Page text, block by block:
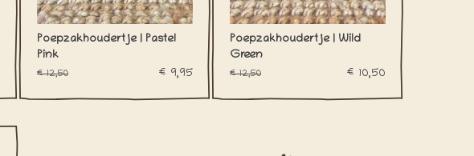
Poepzakhoudertje | Pastel
Pink
€12,50 €9,95
Poepzakhoudertje | Wild
Green
€12,50 €10,50